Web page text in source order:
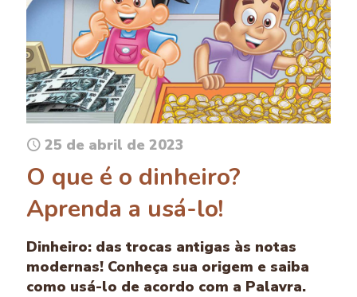
25 de abril de 2023
O que é o dinheiro?
Aprenda a usá-lo!
Dinheiro: das trocas antigas às notas
modernas! Conheça sua origem e saiba
como usá-lo de acordo com a Palavra.